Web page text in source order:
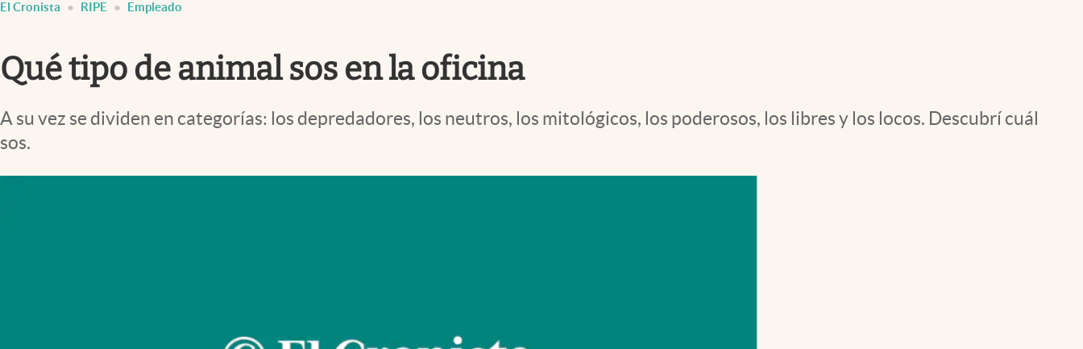
Infotechnology
Clima
El Cronista RIPE Empleado
Qué tipo de animal sos en la oficina
A su vez se dividen en categorías: los depredadores, los neutros, los mitológicos, los poderosos, los libres y los locos. Descubrí cuál
sos.